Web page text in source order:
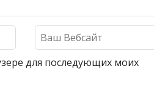
для последующих моих